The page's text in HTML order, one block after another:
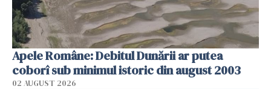
Apele Române: Debitul Dunării ar putea
coborî sub minimul istoric din august 2003
02 AUGUST 2026